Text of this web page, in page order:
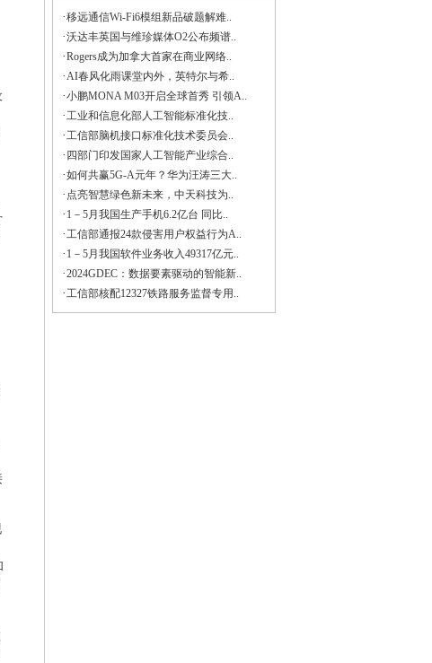
·移远通信Wi-Fi6模组新品破题解难..
·沃达丰英国与维珍媒体O2公布频谱..
·Rogers成为加拿大首家在商业网络..
·AI春风化雨课堂内外，英特尔与希..
·小鹏MONA M03开启全球首秀 引领A..
·工业和信息化部人工智能标准化技..
·工信部脑机接口标准化技术委员会..
· 四部门印发国家人工智能产业综合..
·如何共赢5G-A元年？华为汪涛三大..
· 点亮智慧绿色新未来，中天科技为..
· 1－5月我国生产手机6.2亿台 同比..
·工信部通报24款侵害用户权益行为A..
· 1－5月我国软件业务收入49317亿元..
·2024GDEC：数据要素驱动的智能新..
·工信部核配12327铁路服务监督专用..